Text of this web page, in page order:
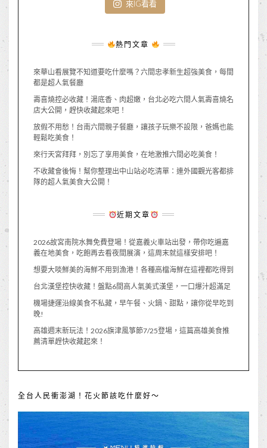
來IG看看
熱門文章
來華山看展覽不知道要吃什麼嗎？六間忠孝新生超強美食，每間
都是超人氣餐廳
壽喜燒控必收藏！湯底香、肉超嫩，台北必吃六間人氣壽喜燒名
店大公開，趕快收藏起來吧！
放假不用愁！台南六間親子餐廳，讓孩子玩樂不設限，爸媽也能
輕鬆吃美食！
來行天宮拜拜，別忘了享用美食，在地激推六間必吃美食！
不收藏會後悔！幫你整理出中山站必吃清單：連外國觀光客都排
隊的超人氣美食大公開！
近期文章
2026故宮南院水舞免費登場！從嘉義火車站出發，帶你吃遍嘉
義在地美食，吃飽再去看夜間展演，這周末就這樣安排吧！
想要大啖鮮美的海鮮不用到漁港！各種高檔海鮮在這裡都吃得到
台北漢堡控快收藏！盤點6間高人氣美式漢堡，一口爆汁超滿足
機場捷運沿線美食不私藏，早午餐、火鍋、甜點，讓你從早吃到
晚!
高雄週末新玩法！2026旗津風箏節7/25登場，這篇高雄美食推
薦清單趕快收藏起來！
全台人民衝澎湖！花火節該吃什麼好～